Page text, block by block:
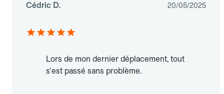
Cédric D. 20/05/2025
Lors de mon dernier déplacement, tout
s'est passé sans problème.